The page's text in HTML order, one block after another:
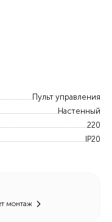
Пульт управления
Настенный
220
IP20
монтаж